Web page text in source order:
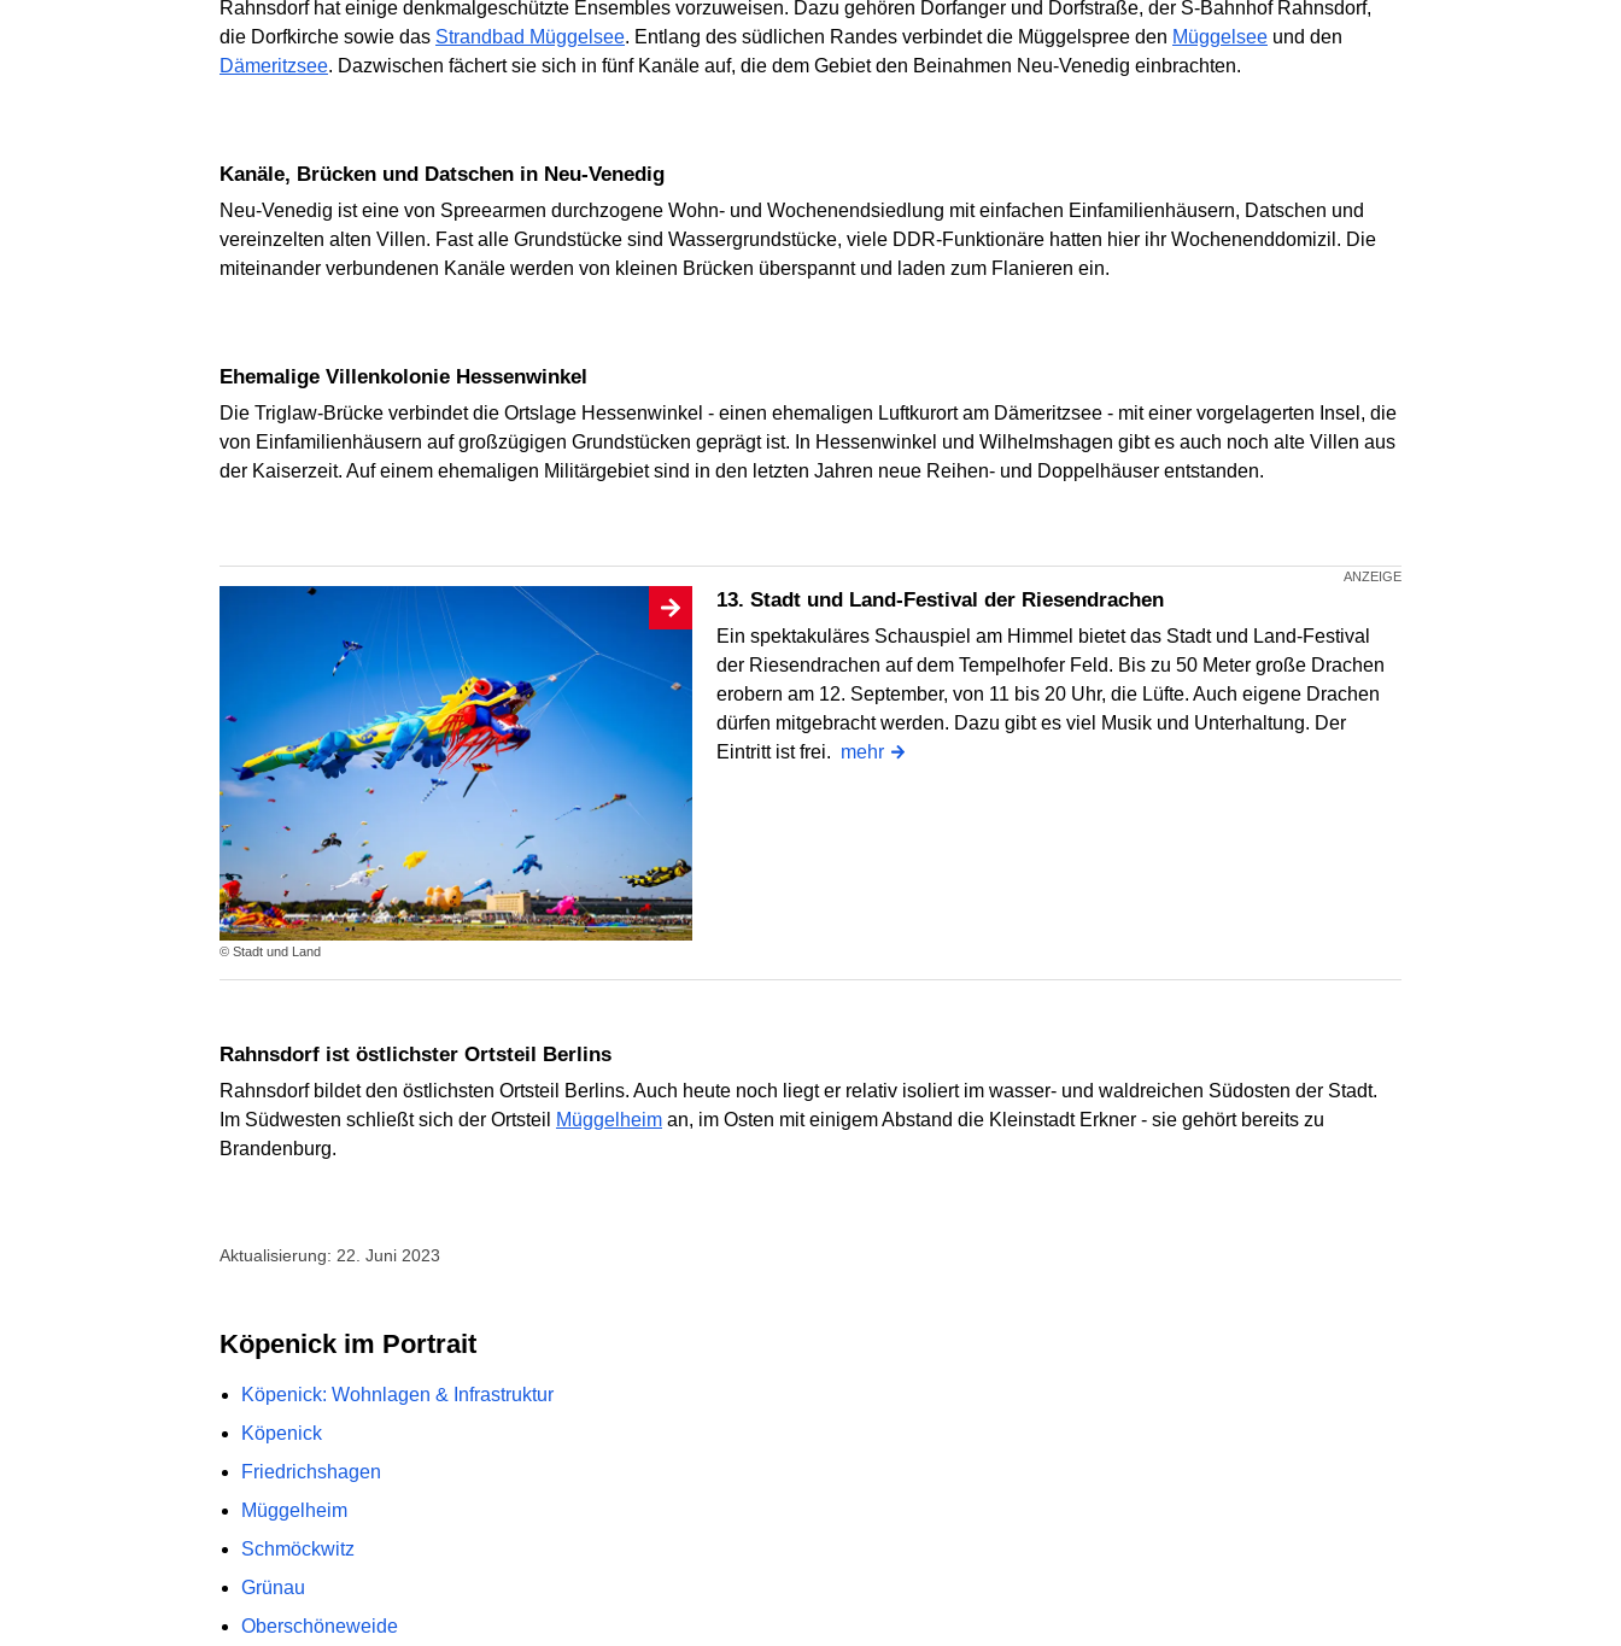
Rahnsdorf hat einige denkmalgeschützte Ensembles vorzuweisen. Dazu gehören Dorfanger und Dorfstraße, der S-Bahnhof Rahnsdorf,
die Dorfkirche sowie das Strandbad Müggelsee. Entlang des südlichen Randes verbindet die Müggelspree den Müggelsee und den
Dämeritzsee. Dazwischen fächert sie sich in fünf Kanäle auf, die dem Gebiet den Beinahmen Neu-Venedig einbrachten.
Kanäle, Brücken und Datschen in Neu-Venedig
Neu-Venedig ist eine von Spreearmen durchzogene Wohn- und Wochenendsiedlung mit einfachen Einfamilienhäusern, Datschen und
vereinzelten alten Villen. Fast alle Grundstücke sind Wassergrundstücke, viele DDR-Funktionäre hatten hier ihr Wochenenddomizil. Die
miteinander verbundenen Kanäle werden von kleinen Brücken überspannt und laden zum Flanieren ein.
Ehemalige Villenkolonie Hessenwinkel
Die Triglaw-Brücke verbindet die Ortslage Hessenwinkel - einen ehemaligen Luftkurort am Dämeritzsee - mit einer vorgelagerten Insel, die
von Einfamilienhäusern auf großzügigen Grundstücken geprägt ist. In Hessenwinkel und Wilhelmshagen gibt es auch noch alte Villen aus
der Kaiserzeit. Auf einem ehemaligen Militärgebiet sind in den letzten Jahren neue Reihen- und Doppelhäuser entstanden.
© Stadt und Land
13. Stadt und Land-Festival der Riesendrachen
Ein spektakuläres Schauspiel am Himmel bietet das Stadt und Land-Festival
der Riesendrachen auf dem Tempelhofer Feld. Bis zu 50 Meter große Drachen
erobern am 12. September, von 11 bis 20 Uhr, die Lüfte. Auch eigene Drachen
dürfen mitgebracht werden. Dazu gibt es viel Musik und Unterhaltung. Der
Eintritt ist frei. mehr
Rahnsdorf ist östlichster Ortsteil Berlins
Rahnsdorf bildet den östlichsten Ortsteil Berlins. Auch heute noch liegt er relativ isoliert im wasser- und waldreichen Südosten der Stadt.
Im Südwesten schließt sich der Ortsteil
Müggelheim an, im Osten mit einigem Abstand die Kleinstadt Erkner - sie gehört bereits zu
Brandenburg.
Aktualisierung: 22. Juni 2023
Köpenick im Portrait
Köpenick: Wohnlagen & Infrastruktur
Köpenick
Friedrichshagen
Müggelheim
Schmöckwitz
Grünau
Oberschöneweide